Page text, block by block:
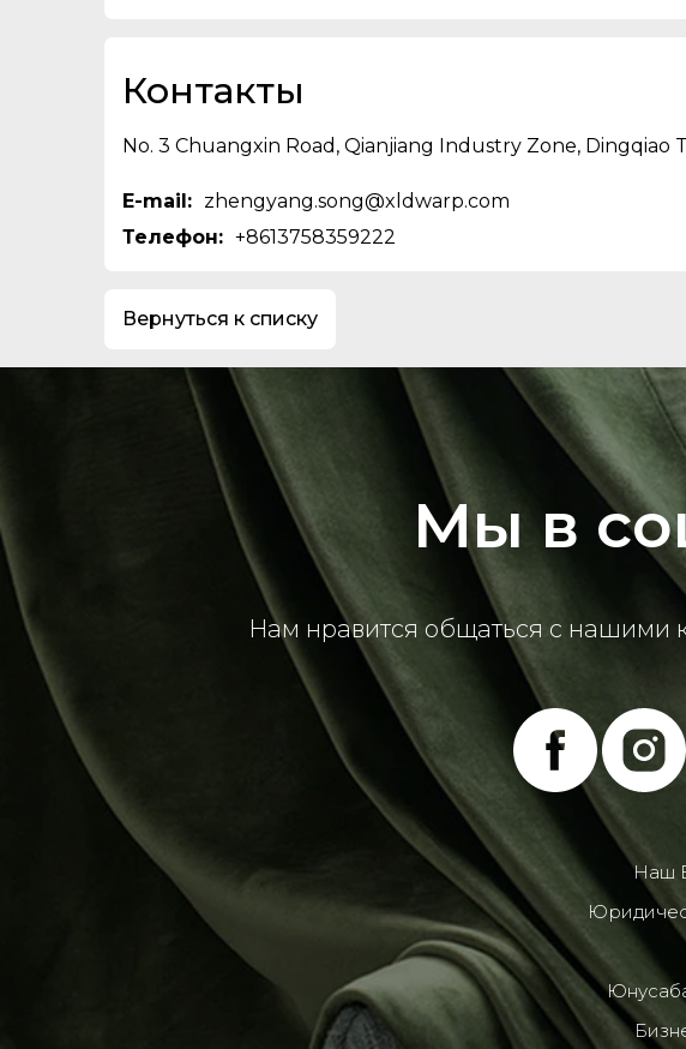
Контакты
No. 3 Chuangxin Road, Qianjiang Industry Zone, Dingqiao
E-mail: zhengyang.song@xldwarp.com
Телефон: +8613758359222
Вернуться к списку
Мы в
Нам нравится общаться с нашими
Наш